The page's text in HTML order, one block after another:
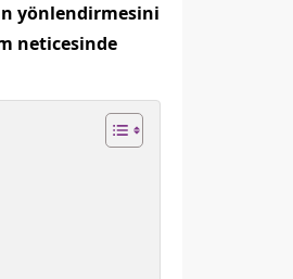
yönlendirmesini
neticesinde